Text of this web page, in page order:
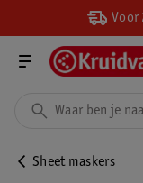
Voor
Sheet maskers